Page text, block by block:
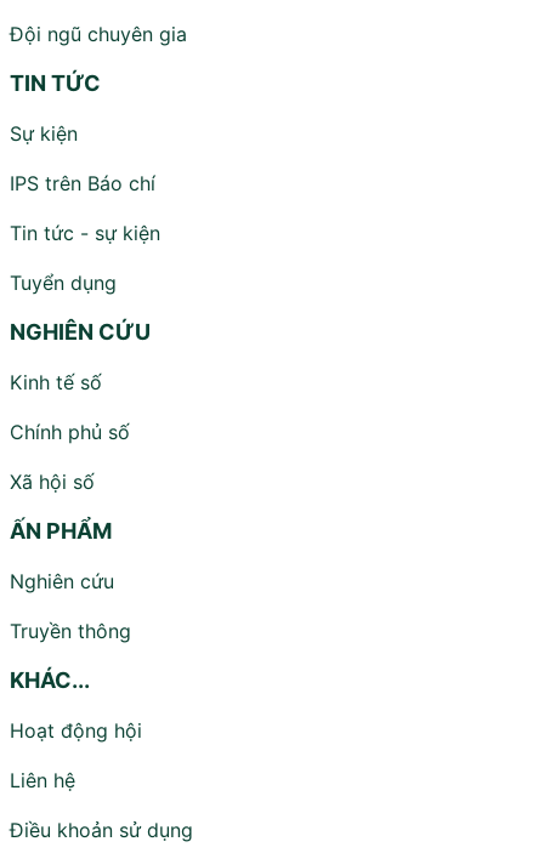
Đội ngũ chuyên gia
TIN TỨC
Sự kiện
IPS trên Báo chí
Tin tức - sự kiện
Tuyển dụng
NGHIÊN CỨU
Kinh tế số
Chính phủ số
Xã hội số
ẤN PHẨM
Nghiên cứu
Truyền thông
KHÁC...
Hoạt động hội
Liên hệ
Điều khoản sử dụng